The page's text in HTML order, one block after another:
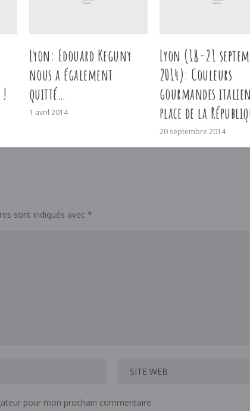
Lyon: Edouard Keguny
nous a également
quitté…
1 avril 2014
Lyon (18-21
2014): Couleurs
gourmandes
place de la
20 septembre 2014
sont indiqués avec *
pour mon prochain commentaire.